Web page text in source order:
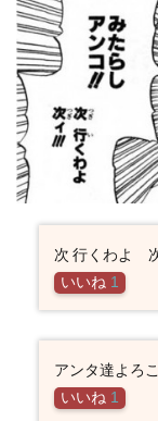
次 行くわよ
いいね 1
アンタ達よろ
いいね 1